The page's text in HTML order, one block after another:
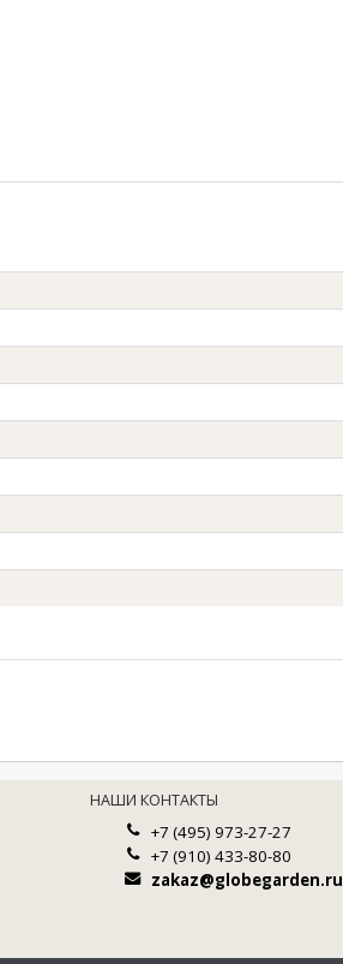
НАШИ КОНТАКТЫ
+7 (495) 973-27-27
+7 (910) 433-80-80
zakaz@globegarden.ru